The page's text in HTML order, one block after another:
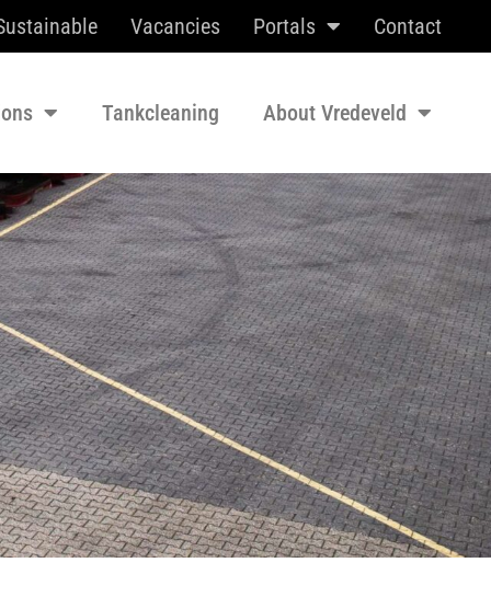
Vacancies Portals Contact
Tankcleaning About Vredeveld